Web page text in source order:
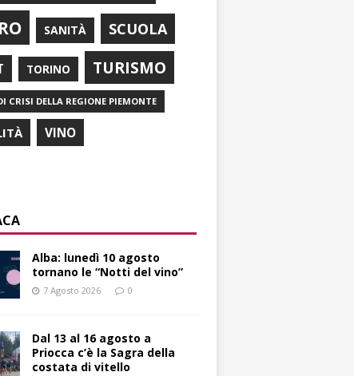
SANITÀ SCUOLA
TORINO TURISMO
CRISI DELLA REGIONE PIEMONTE
VINO
Alba: lunedì 10 agosto
tornano le “Notti del vino”
7 Agosto 2026 0
Dal 13 al 16 agosto a
Priocca c’è la Sagra della
costata di vitello